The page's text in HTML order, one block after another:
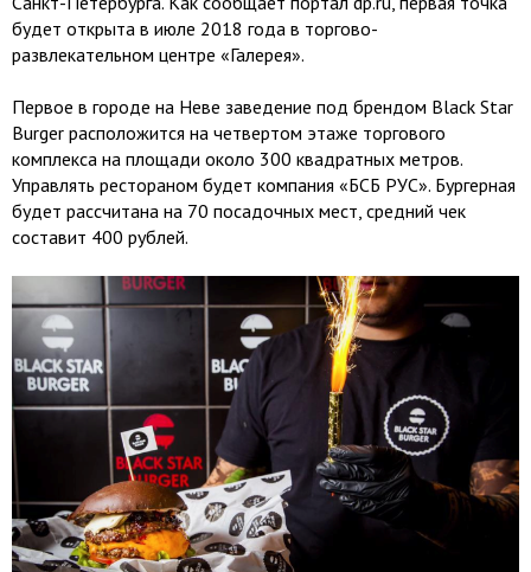
будет открыта в июле 2018 года в торгово-
развлекательном центре «Галерея».
Первое в городе на Неве заведение под брендом Black Star
Burger расположится на четвертом этаже торгового
комплекса на площади около 300 квадратных метров.
Управлять рестораном будет компания «БСБ РУС». Бургерная
будет рассчитана на 70 посадочных мест, средний чек
составит 400 рублей.